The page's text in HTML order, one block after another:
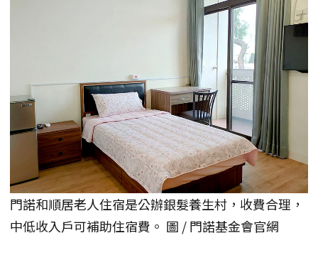
門諾和順居老人住宿是公辦銀髮養生村，收費合理，
中低收入戶可補助住宿費。 圖 / 門諾基金會官網